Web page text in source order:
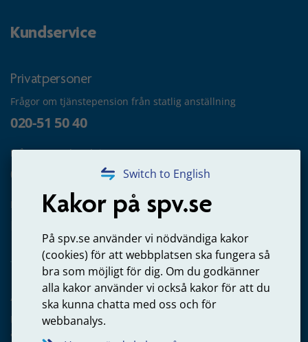
Switch to English
Kakor på spv.se
På spv.se använder vi nödvändiga kakor
(cookies) för att webbplatsen ska fungera så
bra som möjligt för dig. Om du godkänner
alla kakor använder vi också kakor för att du
ska kunna chatta med oss och för
webbanalys.
Kundservice
Privatpersoner
Frågor om tjänstepension från statlig anställning
020-51 50 40
Frågor om utbetalning
020-65 00 65
Kontakta oss
Arbetsgivare
Frågor om administration av tjänstepension från statlig
anställning